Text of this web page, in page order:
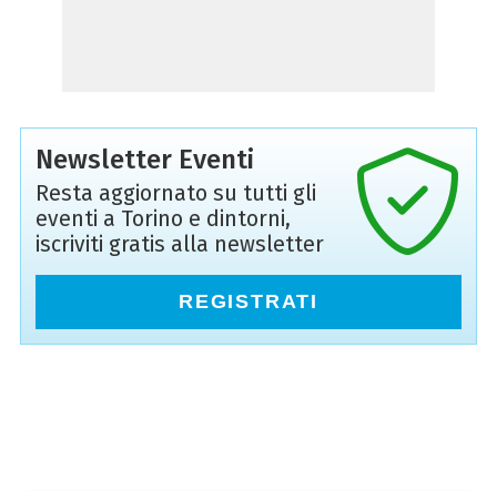
Newsletter Eventi
Resta aggiornato su tutti gli
eventi a Torino e dintorni,
iscriviti gratis alla newsletter
REGISTRATI